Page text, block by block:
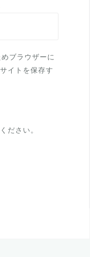
ブラウザーに
イトを保存す
ださい。